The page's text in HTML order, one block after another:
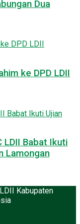
Dua
ke DPD LDII
LDII Babat Ikuti
Lamongan
Kabupaten